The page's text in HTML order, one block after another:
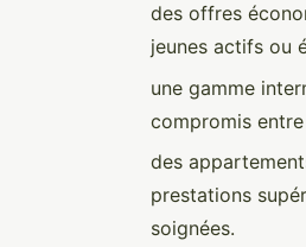
des offres
jeunes actifs ou
une gamme
compromis
des
prestations
soignées.